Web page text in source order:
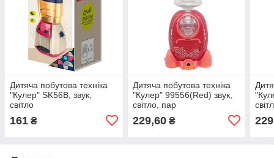
Дитяча побутова техніка
"Кулер" SK56B, звук,
світло
161 ₴
Дитяча побутова техніка
"Кулер" 99556(Red) звук,
світло, пар
229,60₴